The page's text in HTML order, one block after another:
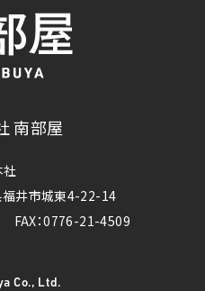
南部屋
社
井市城東4-22-14
FAX：0776-21-4509
Co., Ltd.